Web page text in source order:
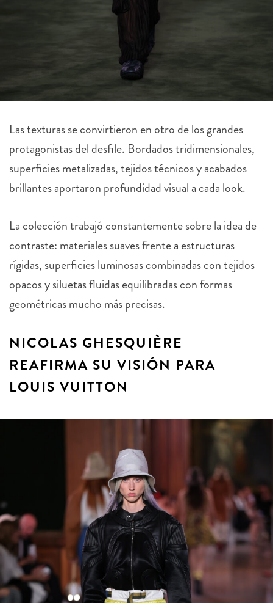
Las texturas se convirtieron en otro de los grandes
protagonistas del desfile. Bordados tridimensionales,
superficies metalizadas, tejidos técnicos y acabados
brillantes aportaron profundidad visual a cada look.
La colección trabajó constantemente sobre la idea de
contraste: materiales suaves frente a estructuras
rígidas, superficies luminosas combinadas con tejidos
opacos y siluetas fluidas equilibradas con formas
geométricas mucho más precisas.
NICOLAS GHESQUIÈRE
REAFIRMA SU VISIÓN PARA
LOUIS VUITTON